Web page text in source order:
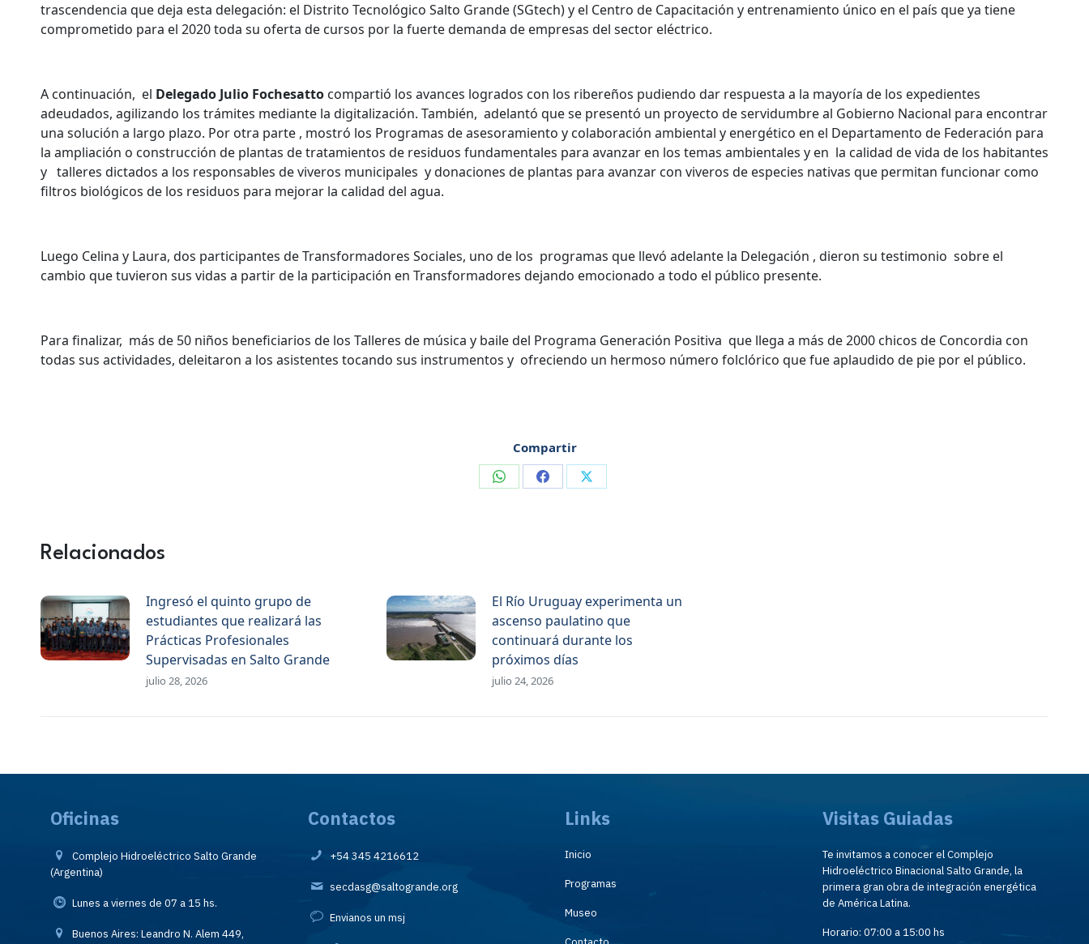
trascendencia que deja esta delegación: el Distrito Tecnológico Salto Grande (SGtech) y el Centro de Capacitación y entrenamiento único en el país que ya tiene
comprometido para el 2020 toda su oferta de cursos por la fuerte demanda de empresas del sector eléctrico.
A continuación, el Delegado Julio Fochesatto compartió los avances logrados con los ribereños pudiendo dar respuesta a la mayoría de los expedientes
adeudados, agilizando los trámites mediante la digitalización. También, adelantó que se presentó un proyecto de servidumbre al Gobierno Nacional para encontrar
una solución a largo plazo. Por otra parte , mostró los Programas de asesoramiento y colaboración ambiental y energético en el Departamento de Federación para
la ampliación o construcción de plantas de tratamientos de residuos fundamentales para avanzar en los temas ambientales y en la calidad de vida de los habitantes
y talleres dictados a los responsables de viveros municipales y donaciones de plantas para avanzar con viveros de especies nativas que permitan funcionar como
filtros biológicos de los residuos para mejorar la calidad del agua.
Luego Celina y Laura, dos participantes de Transformadores Sociales, uno de los programas que llevó adelante la Delegación , dieron su testimonio sobre el
cambio que tuvieron sus vidas a partir de la participación en Transformadores dejando emocionado a todo el público presente.
Para finalizar, más de 50 niños beneficiarios de los Talleres de música y baile del Programa Generación Positiva que llega a más de 2000 chicos de Concordia con
todas sus actividades, deleitaron a los asistentes tocando sus instrumentos y ofreciendo un hermoso número folclórico que fue aplaudido de pie por el público.
Compartir
CompartirCompartirCompartir
Relacionados
Ingresó el quinto grupo de
estudiantes que realizará las
Prácticas Profesionales
Supervisadas en Salto Grande
julio 28, 2026
El Río Uruguay experimenta un
ascenso paulatino que
continuará durante los
próximos días
julio 24, 2026
Oficinas
Complejo Hidroeléctrico Salto Grande
(Argentina)
Lunes a viernes de 07 a 15 hs.
Buenos Aires: Leandro N. Alem 449,
Contactos
+54 345 4216612
secdasg@saltogrande.org
Envianos un msj
Links
Inicio
Programas
Museo
Visitas Guiadas
Te invitamos a conocer el Complejo
Hidroeléctrico Binacional Salto Grande, la
primera gran obra de integración energética
de América Latina.
Horario: 07:00 a 15:00 hs